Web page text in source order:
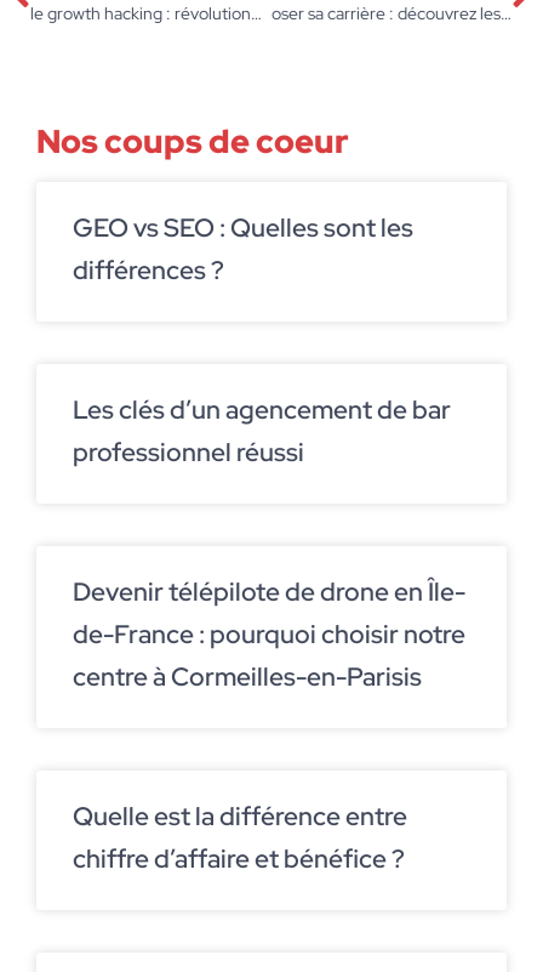
le growth hacking : révolutionner votre entreprise en un clin d’œil oser sa carrière : découvrez les métiers surprenants du marketing digital en entreprise
Nos coups de coeur
GEO vs SEO : Quelles sont les
différences ?
Les clés d’un agencement de bar
professionnel réussi
Devenir télépilote de drone en Île-
de-France : pourquoi choisir notre
centre à Cormeilles-en-Parisis
Quelle est la différence entre
chiffre d’affaire et bénéfice ?